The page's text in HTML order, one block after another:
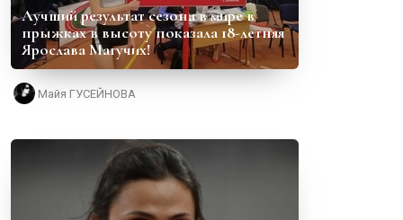
Лучший результат сезона в мире в
прыжках в высоту показала 18-летняя
Ярослава Магучих!
Майя ГУСЕЙНОВА